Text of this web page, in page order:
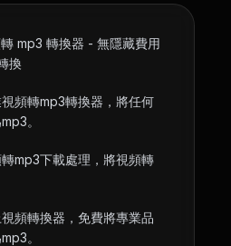
mp3 轉換器 - 無隱藏費用
換
頻轉mp3轉換器，將任何
。
mp3下載處理，將視頻轉
頻轉換器，免費將專業品
。